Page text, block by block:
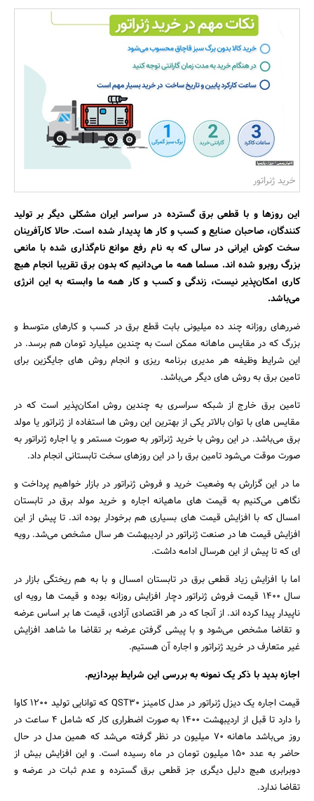
بانک، بیمه و سرمایه
جستجو
خرید ژنراتور
این روزها و با قطعی برق گسترده در سراسر ایران مشکلی دیگر بر تولید
کنندگان، صاحبان صنایع و کسب و کار ها پدیدار شده است. حالا کارآفرینان
سخت کوش ایرانی در سالی که به نام رفع موانع نام‌گذاری شده با مانعی
بزرگ روبرو شده اند. مسلما همه ما می‌دانیم که بدون برق تقریبا انجام هیچ
کاری امکان‌پذیر نیست، زندگی و کسب و کار همه ما وابسته به این انرژی
می‌باشد.
ضررهای روزانه چند ده میلیونی بابت قطع برق در کسب و کارهای متوسط و
بزرگ که در مقایس ماهانه ممکن است به چندین میلیارد تومان هم برسد. در
این شرایط وظیفه هر مدیری برنامه ریزی و انجام روش های جایگزین برای
تامین برق به روش های دیگر می‌باشد.
تامین برق خارج از شبکه سراسری به چندین روش امکان‌پذیر است که در
مقایس های با توان بالاتر یکی از بهترین این روش ها استفاده از ژنراتور یا مولد
برق می‌باشد. در این روش با خرید ژنراتور به صورت مستمر و یا اجاره ژنراتور به
صورت موقت می‌شود تامین برق را در این روزهای سخت تابستانی انجام داد.
ما در این گزارش به وضعیت خرید و فروش ژنراتور در بازار خواهیم پرداخت و
نگاهی می‌کنیم به قیمت های ماهیانه اجاره و خرید مولد برق در تابستان
امسال که با افزایش قیمت های بسیاری هم برخودار بوده اند. تا پیش از این
افزایش قیمت ها در صنعت ژنراتور در اردیبهشت هر سال مشخص می‌شد. رویه
ای که تا پیش از این هرسال ادامه داشت.
اما با افزایش زیاد قطعی برق در تابستان امسال و با به هم ریختگی بازار در
سال 1400 قیمت فروش ژنراتور دچار افزایش روزانه بوده و قیمت ها رویه ای
ناپیدار پیدا کرده اند. از آنجا که در هر اقتصادی آزادی، قیمت ها بر اساس عرضه
و تقاضا مشخص می‌شود و با پیشی گرفتن عرضه بر تقاضا ما شاهد افزایش
غیر متعارف در خرید ژنراتور و اجاره آن هستیم.
اجازه بدید با ذکر یک نمونه به بررسی این شرایط بپردازیم.
قیمت اجاره یک دیزل ژنراتور در مدل کامینز QST30 که توانایی تولید 1200 کاوا
را دارد تا قبل از اردیبهشت 1400 به صورت اضطراری کار که شامل 4 ساعت در
روز می‌باشد ماهانه 70 میلیون در نظر گرفته می‌شد که همین مدل در حال
حاضر به عدد 150 میلیون تومان در ماه رسیده است. و این افزایش بیش از
دوبرابری هیچ دلیل دیگری جز قطعی برق گسترده و عدم ثبات در عرضه و
تقاضا ندارد.